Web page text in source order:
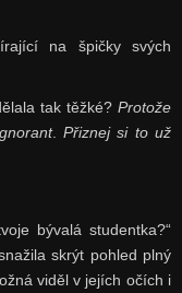
na špičky svých
tak těžké?Protože
.Přiznej si to už
bývalá studentka?“
skrýt pohled plný
viděl v jejích očích i